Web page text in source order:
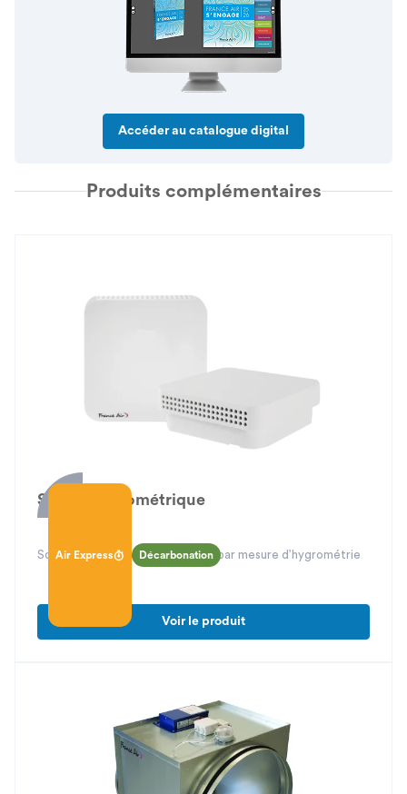
Accéder au catalogue digital
Produits complémentaires
Air Express Décarbonation
Sonde hygrométrique
Sonde et système de régulation par mesure d’hygrométrie
Voir le produit